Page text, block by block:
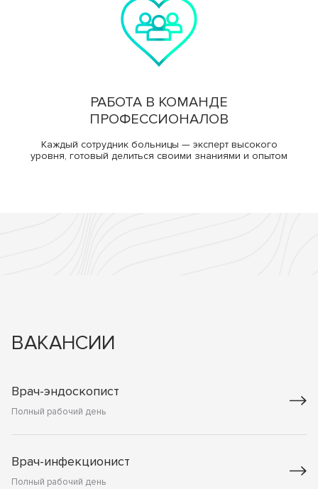
РАБОТА В КОМАНДЕ
ПРОФЕССИОНАЛОВ
Каждый сотрудник больницы — эксперт высокого
уровня, готовый делиться своими знаниями и опытом
ВАКАНСИИ
Врач-эндоскопист
Полный рабочий день
Врач-инфекционист
Полный рабочий день